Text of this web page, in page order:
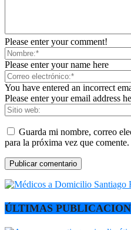
Please enter your comment!
Please enter your name here
You have entered an incorrect
Please enter your email address
Guarda mi nombre, correo
para la próxima vez que comente.
ÚLTIMAS